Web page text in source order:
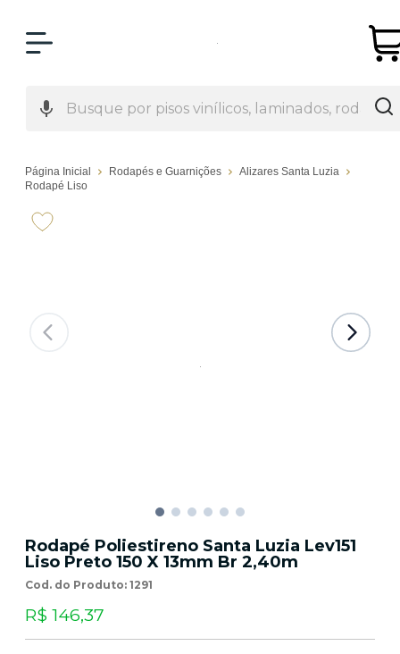
Página Inicial Rodapés e Guarnições
Alizares Santa Luzia
Rodapé Liso
Rodapé Poliestireno Santa Luzia Lev151
Liso Preto 150 X 13mm Br 2,40m
Cod. do Produto: 1291
R$ 146,37